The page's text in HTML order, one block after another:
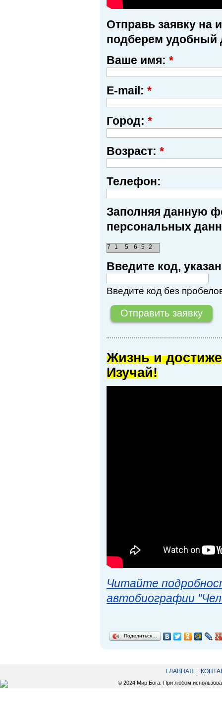
Отправь заявку на
подберем удобный
Ваше имя: *
E-mail: *
Город: *
Возраст: *
Телефон:
Заполняя данную
персональных
6
5 5 2
7 1
Введите код,
Введите код без
Жизнь и
Изучай!
Читайте
автобиографии
Поделиться…
ГЛАВНАЯ
© 2024 Мир Бога. При любом